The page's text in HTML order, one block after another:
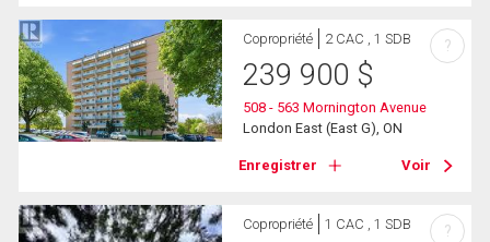
Copropriété 2 CAC , 1 SDB
239 900 $
508 - 563 Mornington Avenue
London East (East G), ON
Enregistrer Voir
?
Copropriété 1 CAC , 1 SDB ?